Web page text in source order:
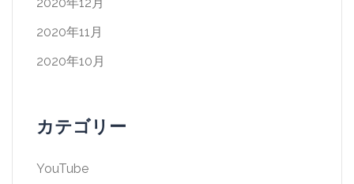
2020年11月
2020年10月
カテゴリー
YouTube